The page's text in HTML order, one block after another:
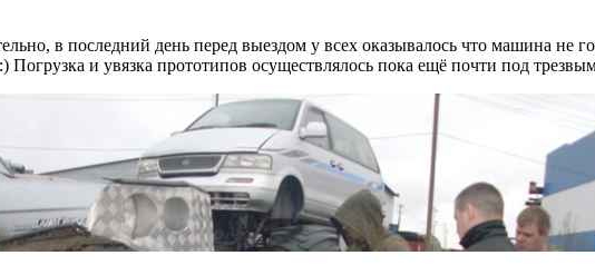
в последний день перед выездом у всех оказывалось что машина не
Погрузка и увязка прототипов осуществлялось пока ещё почти под